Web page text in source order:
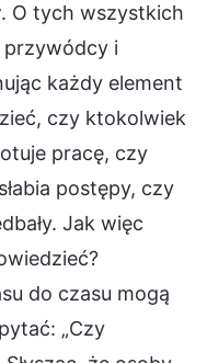
O tych wszystkich
przywódcy i
każdy element
czy ktokolwiek
pracę, czy
postępy, czy
Jak więc
do czasu mogą
„Czy